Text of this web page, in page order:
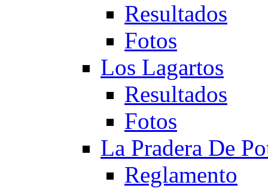
Resultados
Fotos
Los Lagartos
Resultados
Fotos
La Pradera De
Reglamento